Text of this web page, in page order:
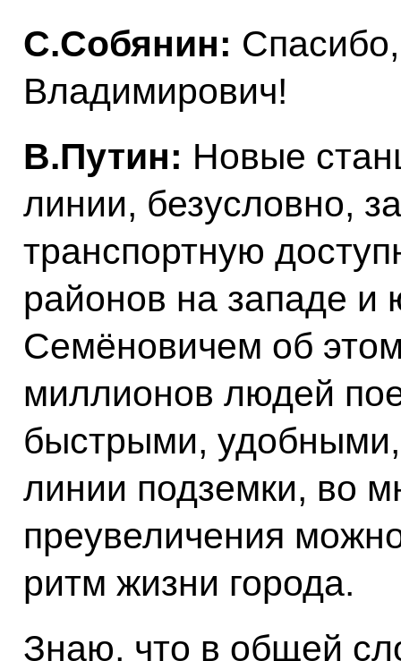
С.Собянин:
Владимирович!
В.Путин: Новые
линии, безусловно,
транспортную
районов на западе
Семёновичем об
миллионов людей
быстрыми, удобными,
линии подземки, во
преувеличения
ритм жизни города.
Знаю, что в общей